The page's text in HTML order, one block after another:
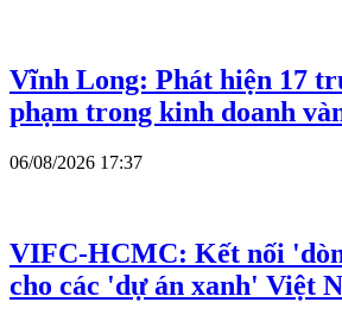
Vĩnh Long: Phát hiện 17
phạm trong kinh doanh
06/08/2026 17:37
VIFC-HCMC: Kết nối
cho các 'dự án xanh' Việt